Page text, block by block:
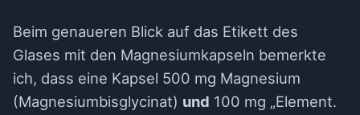
Beim genaueren Blick auf das Etikett des
Glases mit den Magnesiumkapseln bemerkte
ich, dass eine Kapsel 500 mg Magnesium
(Magnesiumbisglycinat) und 100 mg „Element.